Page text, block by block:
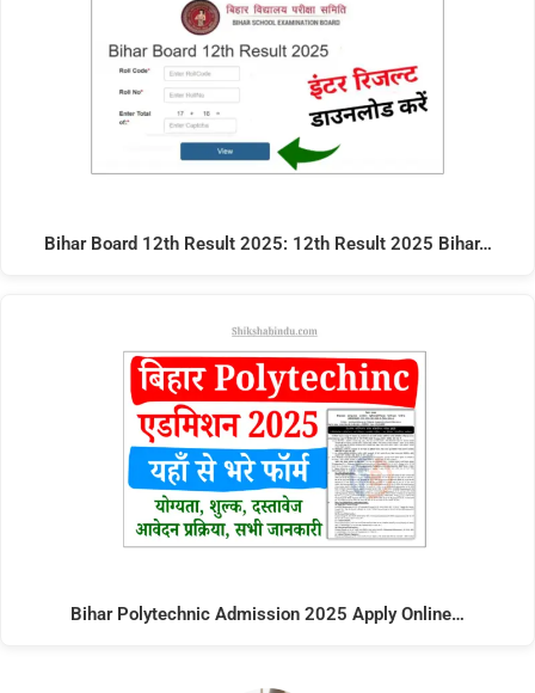
Bihar Board 12th Result 2025: 12th Result 2025 Bihar…
Bihar Polytechnic Admission 2025 Apply Online…